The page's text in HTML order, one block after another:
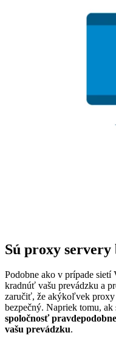
Sú proxy servery
Podobne ako v prípade
kradnúť vašu prevádzku a
zaručiť, že akýkoľvek proxy
bezpečný. Napriek tomu, ak
spoločnosť
vašu prevádzku.